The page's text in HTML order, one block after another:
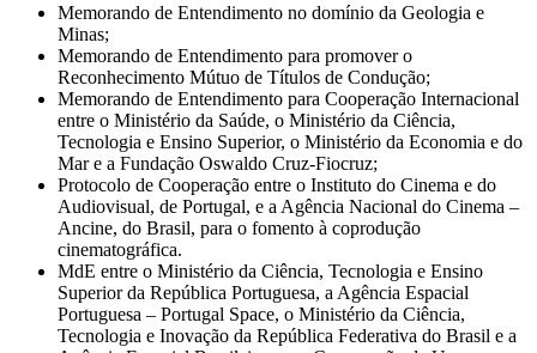
Memorando de Entendimento no domínio da Geologia e
Minas;
Memorando de Entendimento para promover o
Reconhecimento Mútuo de Títulos de Condução;
Memorando de Entendimento para Cooperação Internacional
entre o Ministério da Saúde, o Ministério da Ciência,
Tecnologia e Ensino Superior, o Ministério da Economia e do
Mar e a Fundação Oswaldo Cruz-Fiocruz;
Protocolo de Cooperação entre o Instituto do Cinema e do
Audiovisual, de Portugal, e a Agência Nacional do Cinema –
Ancine, do Brasil, para o fomento à coprodução
cinematográfica.
MdE entre o Ministério da Ciência, Tecnologia e Ensino
Superior da República Portuguesa, a Agência Espacial
Portuguesa – Portugal Space, o Ministério da Ciência,
Tecnologia e Inovação da República Federativa do Brasil e a